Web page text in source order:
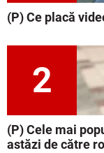
(P) Ce placă
2
(P) Cele mai
astăzi de către